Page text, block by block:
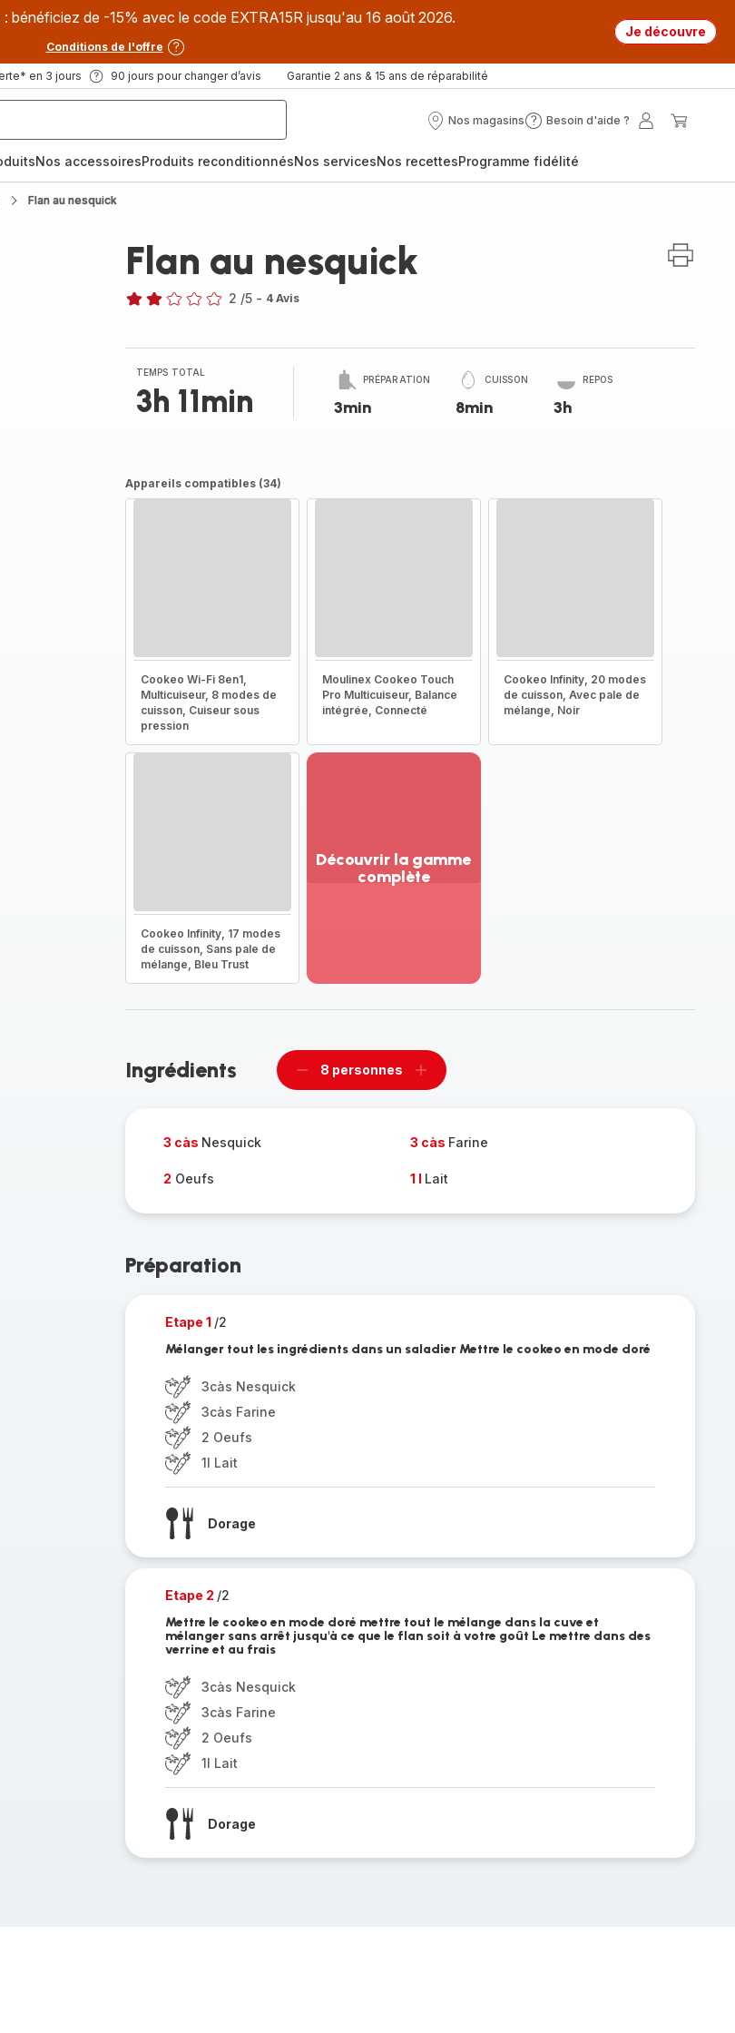
bénéficiez de -15% avec le code EXTRA15R jusqu'au 16 août 2026.
Conditions de l'offre
Je découvre
en 3 jours 90 jours pour changer d’avis Garantie 2 ans & 15 ans de réparabilité
Nos magasins
Nos
Besoin d'aide ?
Besoin
?
Mon
Nos accessoiresProduits reconditionnésNos servicesNos recettesProgramme fidélité
Flan au nesquick
Flan au nesquick
étoiles
(moyenne)
2 /5 - 4 Avis
TEMPS TOTAL
3h 11min
PRÉPARATION
3min
CUISSON
8min
REPOS
3h
Appareils compatibles (34)
Cookeo Wi-Fi 8en1,
Multicuiseur, 8 modes de
cuisson, Cuiseur sous
pression
Moulinex Cookeo Touch
Pro Multicuiseur, Balance
intégrée, Connecté
Cookeo Infinity, 20 modes
de cuisson, Avec pale de
mélange, Noir
Cookeo Infinity, 17 modes
de cuisson, Sans pale de
mélange, Bleu Trust
Découvrir la gamme
complète
gamme
Ingrédients
Supprimer
8 personnes
Ajouter
3 càs Nesquick 3 càs Farine
2 Oeufs 1 l Lait
Préparation
Etape 1 /2
Mélanger tout les ingrédients dans un saladier Mettre le cookeo en mode doré
3càs Nesquick
3càs Farine
2 Oeufs
1l Lait
Dorage
Etape 2 /2
Mettre le cookeo en mode doré mettre tout le mélange dans la cuve et
mélanger sans arrêt jusqu'à ce que le flan soit à votre goût Le mettre dans des
verrine et au frais
3càs Nesquick
3càs Farine
2 Oeufs
1l Lait
Dorage